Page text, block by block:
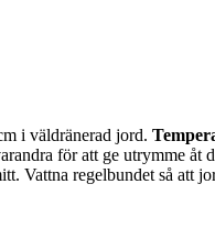
i väldränerad jord.
för att ge utrymme åt
Vattna regelbundet så att